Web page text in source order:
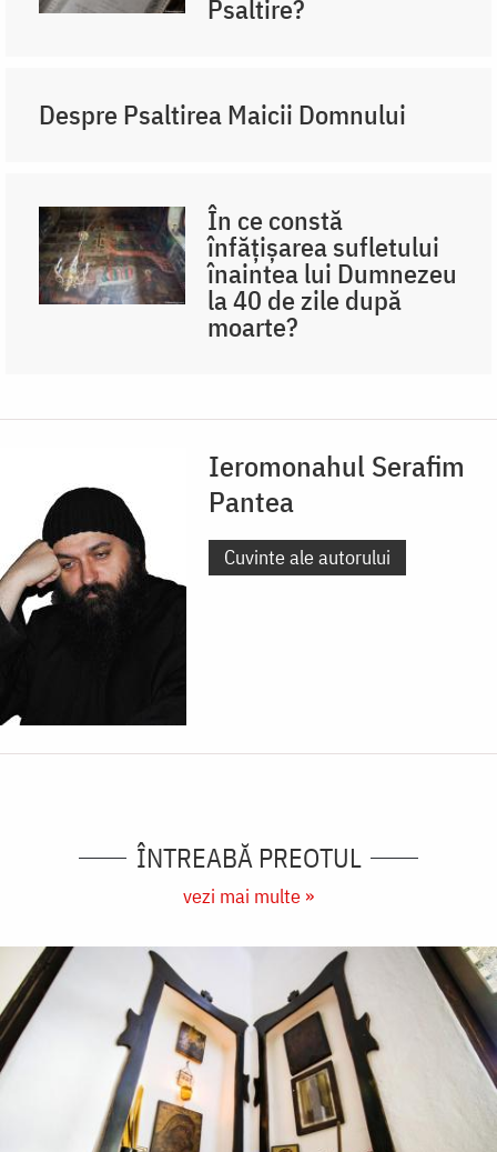
Psaltire?
Despre Psaltirea Maicii Domnului
În ce constă
înfățișarea sufletului
înaintea lui Dumnezeu
la 40 de zile după
moarte?
Ieromonahul Serafim
Pantea
Cuvinte ale autorului
ÎNTREABĂ PREOTUL
vezi mai multe »